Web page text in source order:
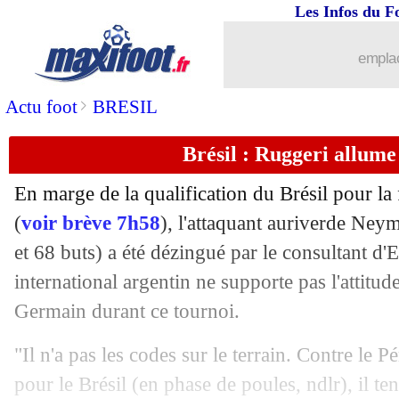
Actu foot> BRESIL
Les Infos du
Brésil : Ruggeri
En marge de la qualification du Brésil pour
(voir brève 7h58), l'attaquant auriverde
et 68 buts) a été dézingué par le consultant
international argentin ne supporte pas
Germain durant ce tournoi.
"Il n'a pas les codes sur le terrain. Contre le
pour le Brésil (en phase de poules, ndlr), il
: Varane, Ferdinand l'a déjà
06/07 Milan: Isco, le Real a fixé son prix
06/07 Francfort
: David Luiz, une piste à oublier
06/07 Juve: les vérités de Sarri sur Ronaldo
06/07 Barça: Junior Firpo rejoint Leeds
06/07 Lille: Koffi file en Belgique (officiel)
06/07 Barça : un recrutement bloqué par la